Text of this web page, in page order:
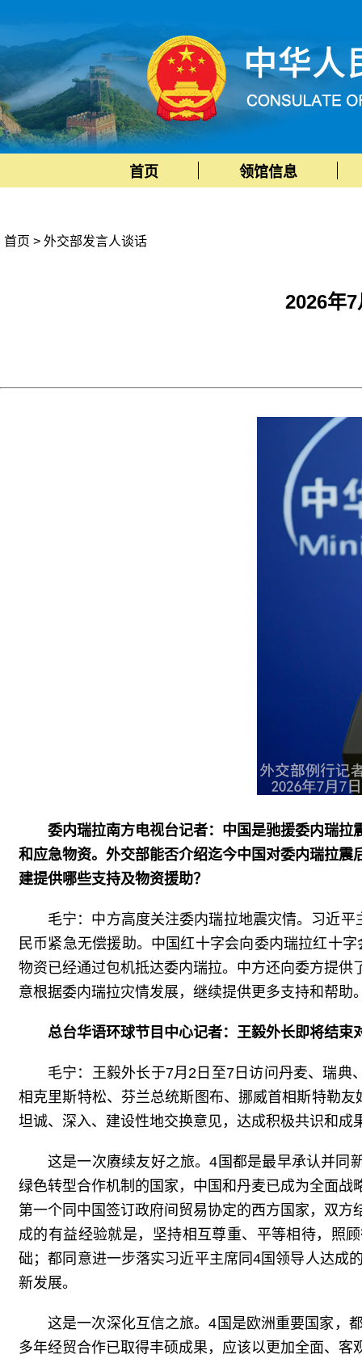
首页 领馆信息
首页 > 外交部发言人谈话
2026年
委内瑞拉南方电视台记者：中国是驰援委内瑞
和应急物资。外交部能否介绍迄今中国对委内瑞拉
建提供哪些支持及物资援助？
毛宁：中方高度关注委内瑞拉地震灾情。习近
民币紧急无偿援助。中国红十字会向委内瑞拉红十
物资已经通过包机抵达委内瑞拉。中方还向委方提
意根据委内瑞拉灾情发展，继续提供更多支持和帮助
总台华语环球节目中心记者：王毅外长即将结
毛宁： 王毅外长于7月2日至7日访问丹麦、瑞典
相克里斯特松、芬兰总统斯图布、挪威首相斯特勒
坦诚、深入、建设性地交换意见，达成积极共识和成
这是一次赓续友好之旅。4国都是最早承认并同
绿色转型合作机制的国家，中国和丹麦已成为全面
第一个同中国签订政府间贸易协定的西方国家，双
成的有益经验就是，坚持相互尊重、平等相待，照
础；都同意进一步落实习近平主席同4国领导人达成
新发展。
这是一次深化互信之旅。4国是欧洲重要国家，
多年经贸合作已取得丰硕成果，应该以更加全面、